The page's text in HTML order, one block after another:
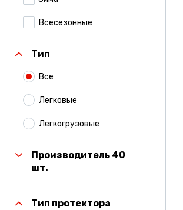
Всесезонные
Тип
Все
Легковые
Легкогрузовые
Производитель 40
шт.
Тип протектора